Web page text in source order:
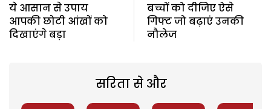
ये आसान से उपाय
आपकी छोटी आंखों को
दिखाएंगे बड़ा
बच्चों को दीजिए ऐसे
गिफ्ट जो बढ़ाएं उनकी
नौलेज
सरिता से और